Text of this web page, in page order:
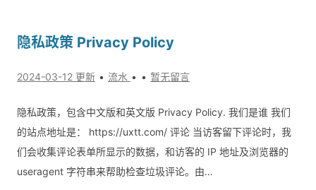
隐私政策 Privacy Policy
2024-03-12 更新 流水 暂无留言
隐私政策，包含中文版和英文版 Privacy Policy. 我们是谁 我们
的站点地址是： https://uxtt.com/ 评论 当访客留下评论时，我
们会收集评论表单所显示的数据，和访客的 IP 地址及浏览器的
useragent 字符串来帮助检查垃圾评论。由…